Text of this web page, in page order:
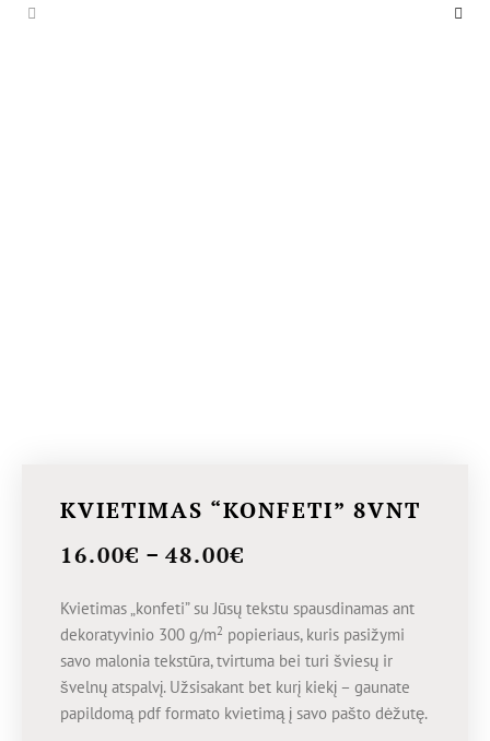
KVIETIMAS “KONFETI” 8VNT
16.00€ – 48.00€
Kvietimas „konfeti” su Jūsų tekstu spausdinamas ant
dekoratyvinio 300 g/m2 popieriaus, kuris pasižymi
savo malonia tekstūra, tvirtuma bei turi šviesų ir
švelnų atspalvį. Užsisakant bet kurį kiekį – gaunate
papildomą pdf formato kvietimą į savo pašto dėžutę.